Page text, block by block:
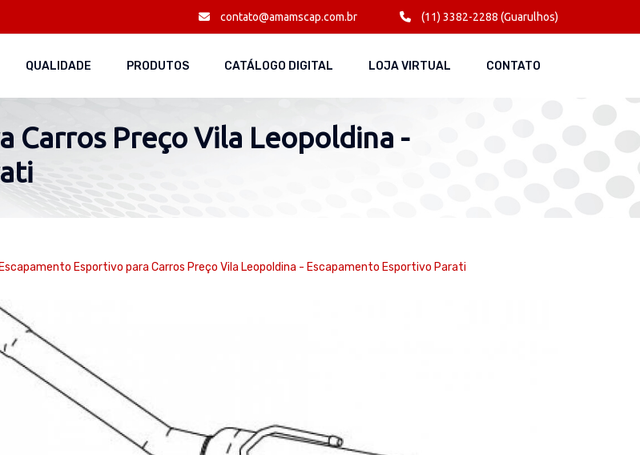
contato@amamscap.com.br (11) 3382-2288 (Guarulhos)
QUALIDADE PRODUTOS CATÁLOGO DIGITAL LOJA VIRTUAL CONTATO
Carros Preço Vila Leopoldina -
Escapamento Esportivo para Carros Preço Vila Leopoldina - Escapamento Esportivo Parati